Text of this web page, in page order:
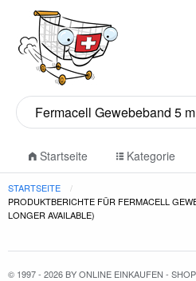
Startseite Kategorie
STARTSEITE
PRODUKTBERICHTE FÜR FERMACELL
LONGER AVAILABLE)
© 1997 - 2026 BY ONLINE EINKAUFEN -